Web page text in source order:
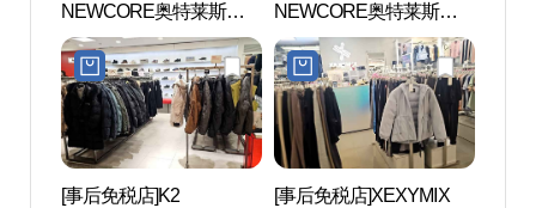
NEWCORE奥特莱斯坪
村店 (네파 뉴코아아울렛
평촌점)
NEWCORE奥特莱斯坪
村店 (신디 뉴코아아울렛
평촌점)
[事后免税店]K2
[事后免税店]XEXYMIX